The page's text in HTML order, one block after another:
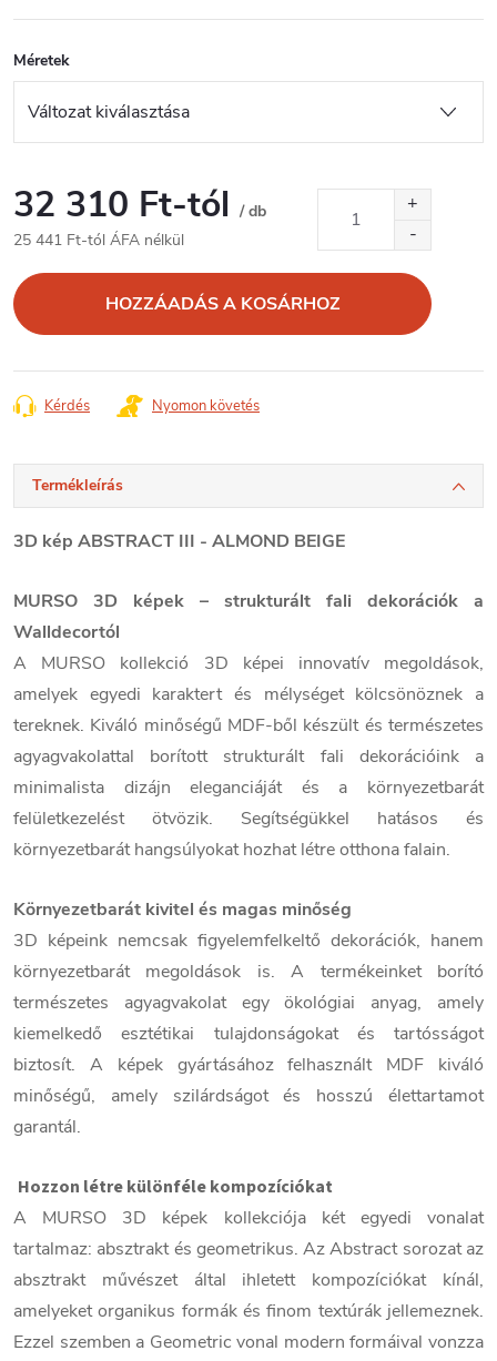
Méretek
32 310 Ft-tól / db
25 441 Ft-tól ÁFA nélkül
HOZZÁADÁS A KOSÁRHOZ
Kérdés Nyomon követés
Termékleírás
3D kép ABSTRACT III - ALMOND BEIGE
MURSO 3D képek – strukturált fali dekorációk a
Walldecortól
A MURSO kollekció 3D képei innovatív megoldások,
amelyek egyedi karaktert és mélységet kölcsönöznek a
tereknek. Kiváló minőségű MDF-ből készült és természetes
agyagvakolattal borított strukturált fali dekorációink a
minimalista dizájn eleganciáját és a környezetbarát
felületkezelést ötvözik. Segítségükkel hatásos és
környezetbarát hangsúlyokat hozhat létre otthona falain.
Környezetbarát kivitel és magas minőség
3D képeink nemcsak figyelemfelkeltő dekorációk, hanem
környezetbarát megoldások is. A termékeinket borító
természetes agyagvakolat egy ökológiai anyag, amely
kiemelkedő esztétikai tulajdonságokat és tartósságot
biztosít. A képek gyártásához felhasznált MDF kiváló
minőségű, amely szilárdságot és hosszú élettartamot
garantál.
Hozzon létre különféle kompozíciókat
A MURSO 3D képek kollekciója két egyedi vonalat
tartalmaz: absztrakt és geometrikus. Az Abstract sorozat az
absztrakt művészet által ihletett kompozíciókat kínál,
amelyeket organikus formák és finom textúrák jellemeznek.
Ezzel szemben a Geometric vonal modern formáival vonzza